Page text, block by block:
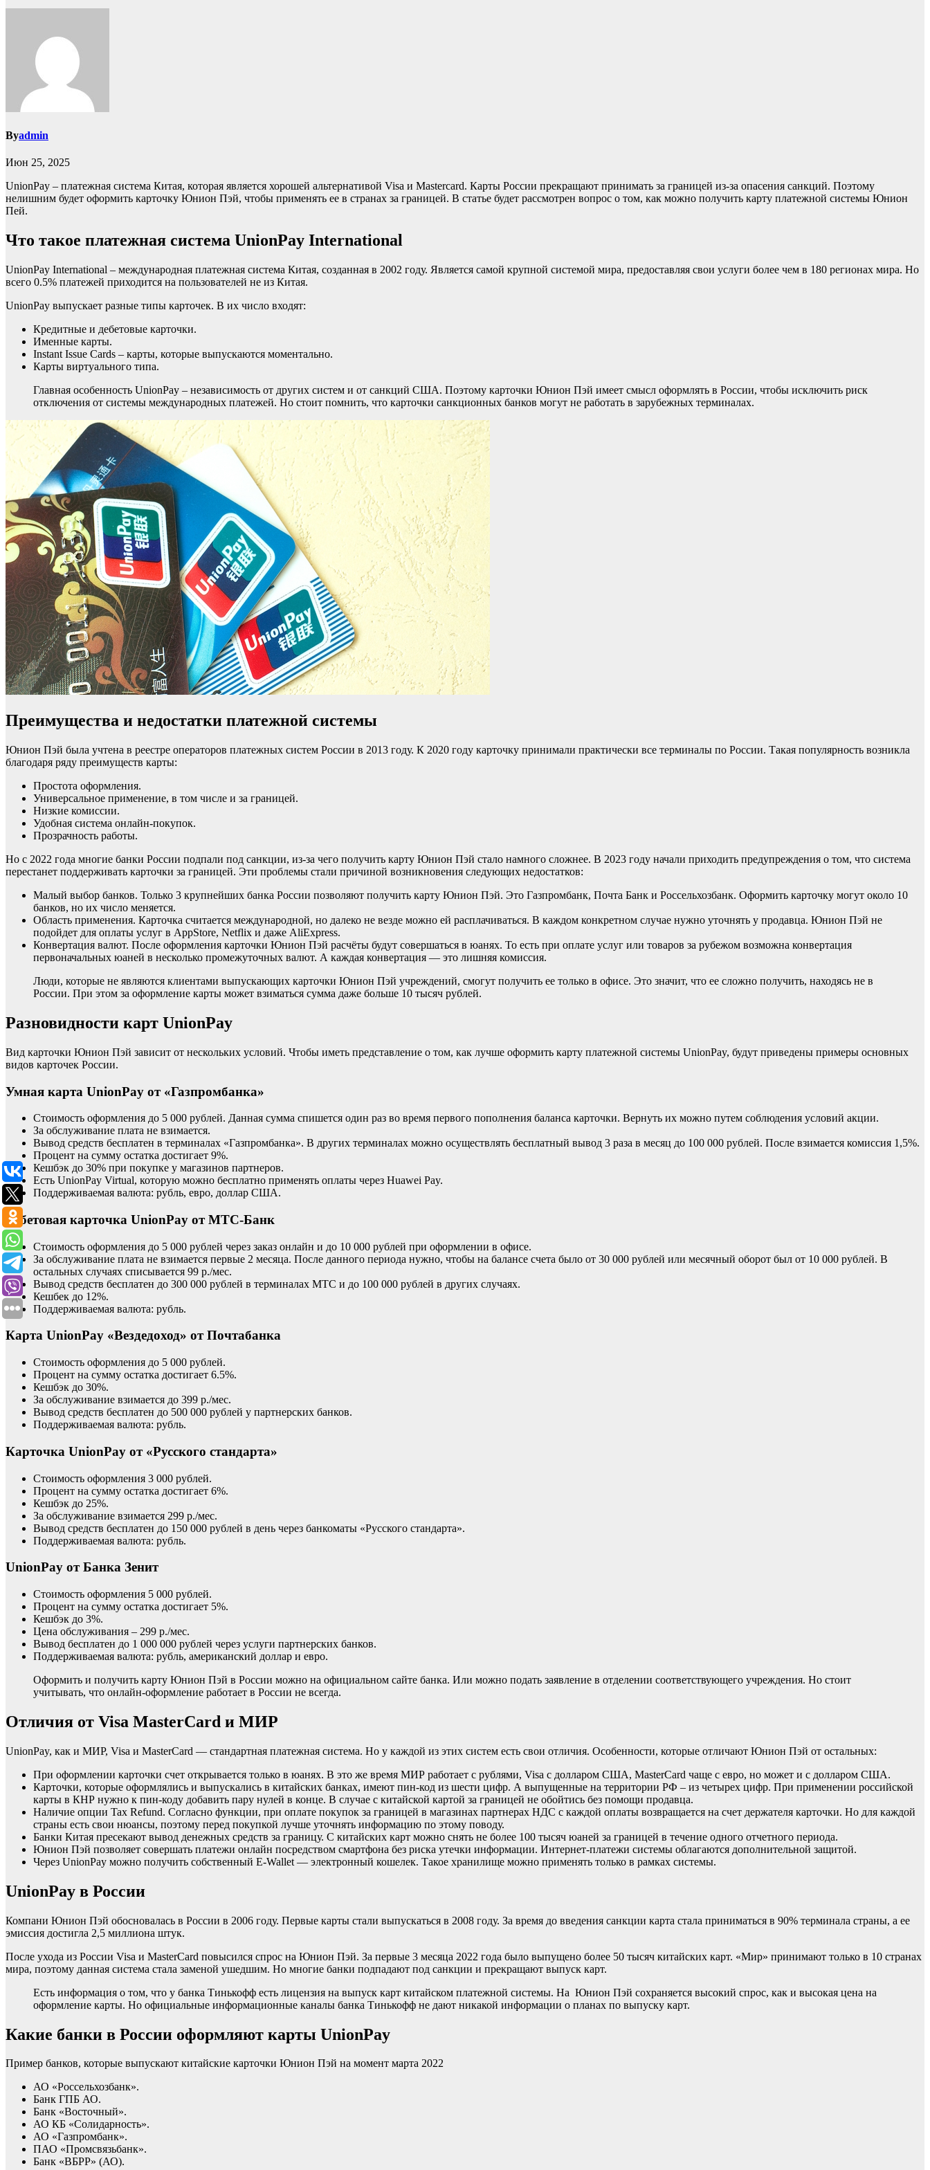
Byadmin
Июн 25, 2025
UnionPay – платежная система Китая, которая является хорошей альтернативой Visa и Mastercard. Карты России прекращают принимать за границей из-за опасения санкций. Поэтому
нелишним будет оформить карточку Юнион Пэй, чтобы применять ее в странах за границей. В статье будет рассмотрен вопрос о том, как можно получить карту платежной системы Юнион
Пей.
Что такое платежная система UnionPay International
UnionPay International – международная платежная система Китая, созданная в 2002 году. Является самой крупной системой мира, предоставляя свои услуги более чем в 180 регионах мира. Но
всего 0.5% платежей приходится на пользователей не из Китая.
UnionPay выпускает разные типы карточек. В их число входят:
Кредитные и дебетовые карточки.
Именные карты.
Instant Issue Cards – карты, которые выпускаются моментально.
Карты виртуального типа.
Главная особенность UnionPay – независимость от других систем и от санкций США. Поэтому карточки Юнион Пэй имеет смысл оформлять в России, чтобы исключить риск
отключения от системы международных платежей. Но стоит помнить, что карточки санкционных банков могут не работать в зарубежных терминалах.
Преимущества и недостатки платежной системы
Юнион Пэй была учтена в реестре операторов платежных систем России в 2013 году. К 2020 году карточку принимали практически все терминалы по России. Такая популярность возникла
благодаря ряду преимуществ карты:
Простота оформления.
Универсальное применение, в том числе и за границей.
Низкие комиссии.
Удобная система онлайн-покупок.
Прозрачность работы.
Но с 2022 года многие банки России подпали под санкции, из-за чего получить карту Юнион Пэй стало намного сложнее. В 2023 году начали приходить предупреждения о том, что система
перестанет поддерживать карточки за границей. Эти проблемы стали причиной возникновения следующих недостатков:
Малый выбор банков. Только 3 крупнейших банка России позволяют получить карту Юнион Пэй. Это Газпромбанк, Почта Банк и Россельхозбанк. Оформить карточку могут около 10
банков, но их число меняется.
Область применения. Карточка считается международной, но далеко не везде можно ей расплачиваться. В каждом конкретном случае нужно уточнять у продавца. Юнион Пэй не
подойдет для оплаты услуг в AppStore, Netflix и даже AliExpress.
Конвертация валют. После оформления карточки Юнион Пэй расчёты будут совершаться в юанях. То есть при оплате услуг или товаров за рубежом возможна конвертация
первоначальных юаней в несколько промежуточных валют. А каждая конвертация — это лишняя комиссия.
Люди, которые не являются клиентами выпускающих карточки Юнион Пэй учреждений, смогут получить ее только в офисе. Это значит, что ее сложно получить, находясь не в
России. При этом за оформление карты может взиматься сумма даже больше 10 тысяч рублей.
Разновидности карт UnionPay
Вид карточки Юнион Пэй зависит от нескольких условий. Чтобы иметь представление о том, как лучше оформить карту платежной системы UnionPay, будут приведены примеры основных
видов карточек России.
Умная карта UnionPay от «Газпромбанка»
Стоимость оформления до 5 000 рублей. Данная сумма спишется один раз во время первого пополнения баланса карточки. Вернуть их можно путем соблюдения условий акции.
За обслуживание плата не взимается.
Вывод средств бесплатен в терминалах «Газпромбанка». В других терминалах можно осуществлять бесплатный вывод 3 раза в месяц до 100 000 рублей. После взимается комиссия 1,5%.
Процент на сумму остатка достигает 9%.
Кешбэк до 30% при покупке у магазинов партнеров.
Есть UnionPay Virtual, которую можно бесплатно применять оплаты через Huawei Pay.
Поддерживаемая валюта: рубль, евро, доллар США.
Дебетовая карточка UnionPay от МТС-Банк
Стоимость оформления до 5 000 рублей через заказ онлайн и до 10 000 рублей при оформлении в офисе.
За обслуживание плата не взимается первые 2 месяца. После данного периода нужно, чтобы на балансе счета было от 30 000 рублей или месячный оборот был от 10 000 рублей. В
остальных случаях списывается 99 р./мес.
Вывод средств бесплатен до 300 000 рублей в терминалах МТС и до 100 000 рублей в других случаях.
Кешбек до 12%.
Поддерживаемая валюта: рубль.
Карта UnionPay «Вездедоход» от Почтабанка
Стоимость оформления до 5 000 рублей.
Процент на сумму остатка достигает 6.5%.
Кешбэк до 30%.
За обслуживание взимается до 399 р./мес.
Вывод средств бесплатен до 500 000 рублей у партнерских банков.
Поддерживаемая валюта: рубль.
Карточка UnionPay от «Русского стандарта»
Стоимость оформления 3 000 рублей.
Процент на сумму остатка достигает 6%.
Кешбэк до 25%.
За обслуживание взимается 299 р./мес.
Вывод средств бесплатен до 150 000 рублей в день через банкоматы «Русского стандарта».
Поддерживаемая валюта: рубль.
UnionPay от Банка Зенит
Стоимость оформления 5 000 рублей.
Процент на сумму остатка достигает 5%.
Кешбэк до 3%.
Цена обслуживания – 299 р./мес.
Вывод бесплатен до 1 000 000 рублей через услуги партнерских банков.
Поддерживаемая валюта: рубль, американский доллар и евро.
Оформить и получить карту Юнион Пэй в России можно на официальном сайте банка. Или можно подать заявление в отделении соответствующего учреждения. Но стоит
учитывать, что онлайн-оформление работает в России не всегда.
Отличия от Visa MasterCard и МИР
UnionPay, как и МИР, Visa и MasterCard — стандартная платежная система. Но у каждой из этих систем есть свои отличия. Особенности, которые отличают Юнион Пэй от остальных:
При оформлении карточки счет открывается только в юанях. В это же время МИР работает с рублями, Visa с долларом США, MasterCard чаще с евро, но может и с долларом США.
Карточки, которые оформлялись и выпускались в китайских банках, имеют пин-код из шести цифр. А выпущенные на территории РФ – из четырех цифр. При применении российской
карты в КНР нужно к пин-коду добавить пару нулей в конце. В случае с китайской картой за границей не обойтись без помощи продавца.
Наличие опции Tax Refund. Согласно функции, при оплате покупок за границей в магазинах партнерах НДС с каждой оплаты возвращается на счет держателя карточки. Но для каждой
страны есть свои нюансы, поэтому перед покупкой лучше уточнять информацию по этому поводу.
Банки Китая пресекают вывод денежных средств за границу. С китайских карт можно снять не более 100 тысяч юаней за границей в течение одного отчетного периода.
Юнион Пэй позволяет совершать платежи онлайн посредством смартфона без риска утечки информации. Интернет-платежи системы облагаются дополнительной защитой.
Через UnionPay можно получить собственный E-Wallet — электронный кошелек. Такое хранилище можно применять только в рамках системы.
UnionPay в России
Компани Юнион Пэй обосновалась в России в 2006 году. Первые карты стали выпускаться в 2008 году. За время до введения санкции карта стала приниматься в 90% терминала страны, а ее
эмиссия достигла 2,5 миллиона штук.
После ухода из России Visa и MasterCard повысился спрос на Юнион Пэй. За первые 3 месяца 2022 года было выпущено более 50 тысяч китайских карт. «Мир» принимают только в 10 странах
мира, поэтому данная система стала заменой ушедшим. Но многие банки подпадают под санкции и прекращают выпуск карт.
Есть информация о том, что у банка Тинькофф есть лицензия на выпуск карт китайском платежной системы. На Юнион Пэй сохраняется высокий спрос, как и высокая цена на
оформление карты. Но официальные информационные каналы банка Тинькофф не дают никакой информации о планах по выпуску карт.
Какие банки в России оформляют карты UnionPay
Пример банков, которые выпускают китайские карточки Юнион Пэй на момент марта 2022
АО «Россельхозбанк».
Банк ГПБ АО.
Банк «Восточный».
АО КБ «Солидарность».
АО «Газпромбанк».
ПАО «Промсвязьбанк».
Банк «ВБРР» (АО).